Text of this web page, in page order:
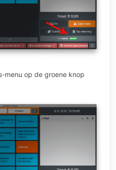
menu op de groene knop